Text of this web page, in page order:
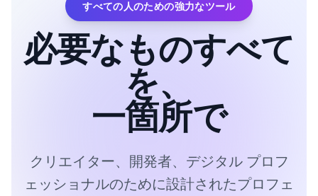
すべての人のための強力なツール
必要なものすべて
を、
一箇所で
クリエイター、開発者、デジタル プロフ
ェッショナルのために設計されたプロフェ